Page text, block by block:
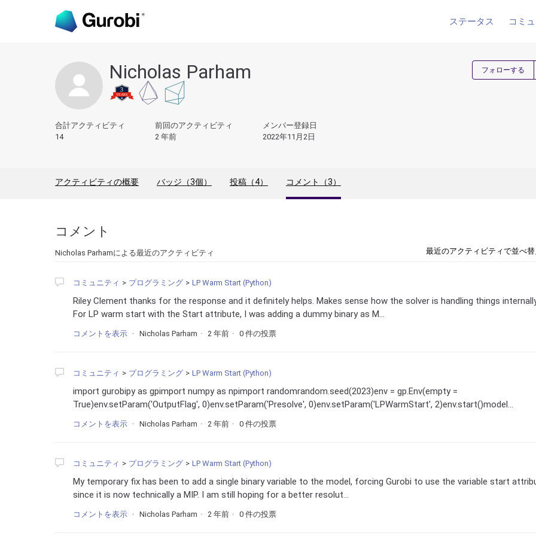
ステータス コミ
Nicholas Parham フォローする
合計アクティビティ
14
前回のアクティビティ
2 年前
メンバー登録日
2022年11月2日
アクティビティの概要 バッジ（3個） 投稿（4） コメント（3）
コメント
Nicholas Parhamによる最近のアクティビティ 最近のアクティビティで並べ替
コミュニティ プログラミング LP Warm Start (Python)
Riley Clement thanks for the response and it definitely helps. Makes sense how the solver is handling things
For LP warm start with the Start attribute, I was adding a dummy binary as M...
コメントを表示 Nicholas Parham 2 年前 0 件の投票
コミュニティ プログラミング LP Warm Start (Python)
import gurobipy as gpimport numpy as npimport randomrandom.seed(2023)env = gp.Env(empty =
True)env.setParam('OutputFlag', 0)env.setParam('Presolve', 0)env.setParam('LPWarmStart', 2)env.start()model...
コメントを表示 Nicholas Parham 2 年前 0 件の投票
コミュニティ プログラミング LP Warm Start (Python)
My temporary fix has been to add a single binary variable to the model, forcing Gurobi to use the variable start
since it is now technically a MIP. I am still hoping for a better resolut...
コメントを表示 Nicholas Parham 2 年前 0 件の投票